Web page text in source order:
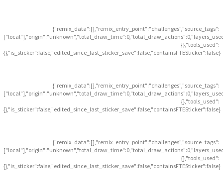
{"remix_data":[],"remix_entry_point":"challenges","source_tags":
{},"tools_used":
{},"is_sticker":false,"edited_since_last_sticker_save":false,"containsFTESticker":false}
{"remix_data":[],"remix_entry_point":"challenges","source_tags":
{},"tools_used":
{},"is_sticker":false,"edited_since_last_sticker_save":false,"containsFTESticker":false}
{"remix_data":[],"remix_entry_point":"challenges","source_tags":
{},"tools_used":
{},"is_sticker":false,"edited_since_last_sticker_save":false,"containsFTESticker":false}